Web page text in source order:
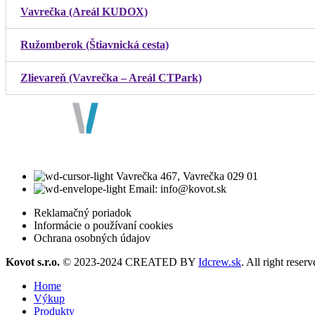
Vavrečka (Areál KUDOX)
Ružomberok (Štiavnická cesta)
Zlievareň (Vavrečka – Areál CTPark)
Vavrečka 467, Vavrečka 029 01
Email: info@kovot.sk
Reklamačný poriadok
Informácie o používaní cookies
Ochrana osobných údajov
Kovot s.r.o. © 2023-2024 CREATED BY Idcrew.sk. All right
Home
Výkup
Produkty